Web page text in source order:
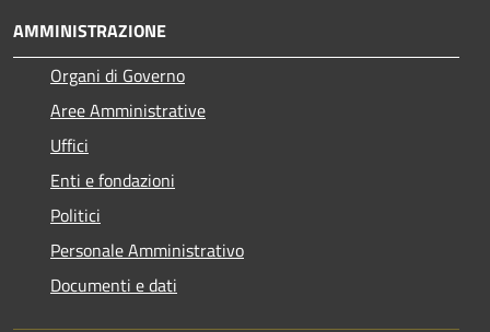
AMMINISTRAZIONE
Organi di Governo
Aree Amministrative
Uffici
Enti e fondazioni
Politici
Personale Amministrativo
Documenti e dati